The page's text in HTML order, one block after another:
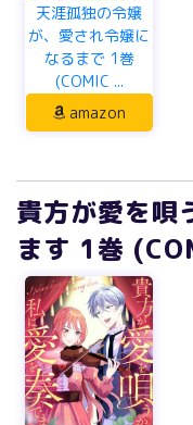
天涯孤独の令嬢
が、愛され令嬢に
なるまで 1巻
(COMIC ...
amazon
貴方が愛を唄
ます 1巻